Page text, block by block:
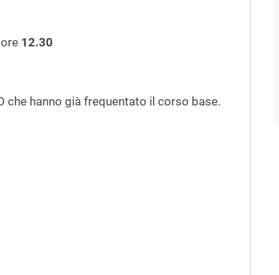
12.30
che hanno già frequentato il corso base.